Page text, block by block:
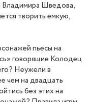
Владимира Шведова,
творить емкую,
пьесы на
говорящие Колодец
Неужели в
чем на двадцать
без этих на